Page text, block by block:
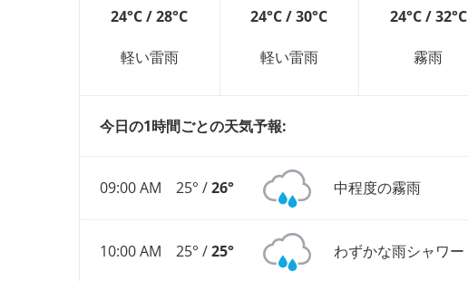
24°C / 28°C
軽い雷雨
24°C / 30°C
軽い雷雨
24°C / 32°C
霧雨
今日の1時間ごとの天気予報:
09:00 AM 25° /26° 中程度の霧雨
10:00 AM 25° /25° わずかな雨シャワー